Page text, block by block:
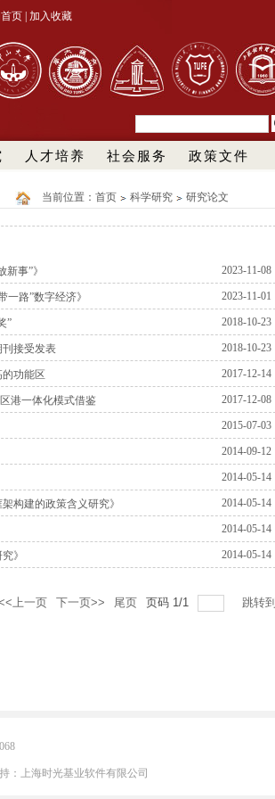
页 加入收藏
人才培养 社会服务 政策文件
当前位置： 首页 科学研究 研究论文
2023-11-08
事”》
2023-11-01
路”数字经济》
2018-10-23
”
2018-10-23
接受发表
2017-12-14
功能区
2017-12-08
港一体化模式借鉴
2015-07-03
2014-09-12
2014-05-14
2014-05-14
构建的政策含义研究》
2014-05-14
2014-05-14
》
上一页 下一页>> 尾页 页码 1/1 跳转到
：上海时光基业软件有限公司